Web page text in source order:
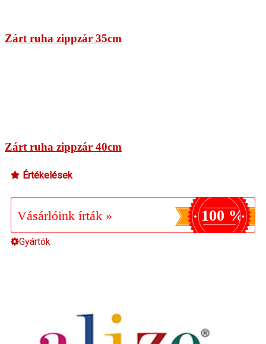
Zárt ruha zippzár 35cm
Zárt ruha zippzár 40cm
Értékelések
Vásárlóink írták » 100 %
Gyártók